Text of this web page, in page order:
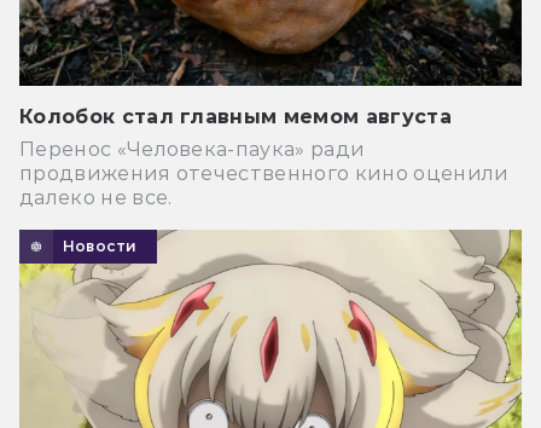
Колобок стал главным мемом августа
Перенос «Человека-паука» ради
продвижения отечественного кино оценили
далеко не все.
Новости